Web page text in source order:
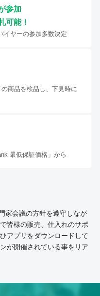
参加
可能！
イヤーの参加多数決定
商品を検品し、下見時に
最低保証価格」から
家会議の方針を遵守しなが
皆様の販売、仕入れのサポ
アプリをダウンロードして
が開催されている事をリア